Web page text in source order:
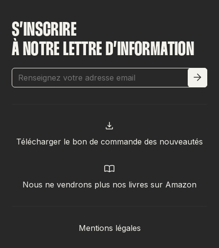
S’INSCRIRE
À NOTRE LETTRE D’INFORMATION
Télécharger le bon de commande des nouveautés
Nous ne vendrons plus nos livres sur Amazon
Mentions légales